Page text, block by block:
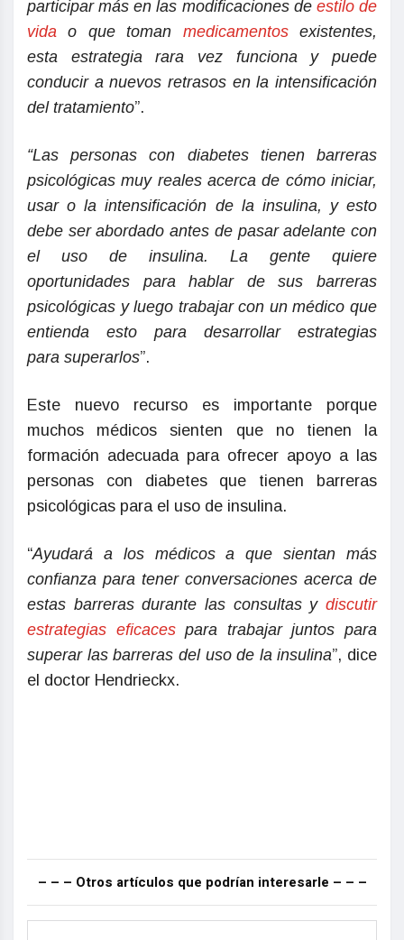
participar más en las modificaciones de estilo de
vida o que toman medicamentosexistentes,
esta estrategia rara vez funciona y puede
conducir a nuevos retrasos en la intensificación
del tratamiento”.
“Las personas con diabetes tienen barreras
psicológicas muy reales acerca de cómo iniciar,
usar o la intensificación de la insulina, y esto
debe ser abordado antes de pasar adelante con
el uso de insulina. La gente quiere
oportunidades para hablar de sus barreras
psicológicas y luego trabajar con un médico que
entienda esto para desarrollar estrategias
para superarlos”.
Este nuevo recurso es importante porque
muchos médicos sienten que no tienen la
formación adecuada para ofrecer apoyo a las
personas con diabetes que tienen barreras
psicológicas para el uso de insulina.
“Ayudará a los médicos a que sientan más
confianza para tener conversaciones acerca de
estas barreras durante las consultas y discutir
estrategias eficacespara trabajar juntos para
superar las barreras del uso de la insulina”, dice
el doctor Hendrieckx.
– – – Otros artículos que podrían interesarle – – –